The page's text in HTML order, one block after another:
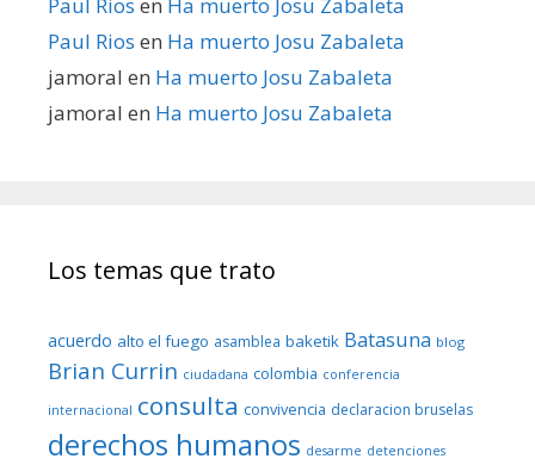
Paul Rios en Ha muerto Josu Zabaleta
jamoral en Ha muerto Josu Zabaleta
jamoral en Ha muerto Josu Zabaleta
Los temas que trato
acuerdo alto el fuego asamblea baketik Batasuna blog
Brian Currin ciudadana colombia conferencia
internacional consulta convivencia declaracion bruselas
derechos humanos desarme detenciones